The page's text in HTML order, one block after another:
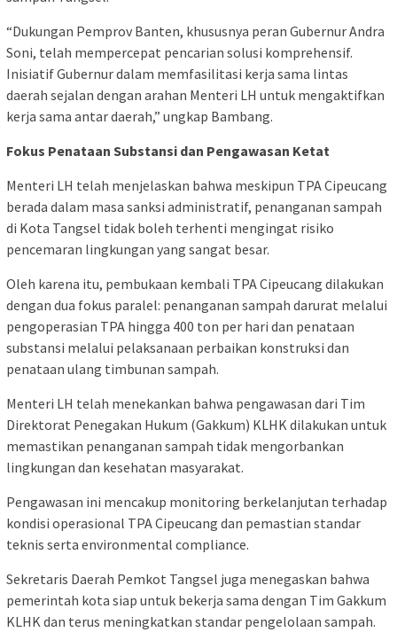
“Dukungan Pemprov Banten, khususnya peran Gubernur Andra
Soni, telah mempercepat pencarian solusi komprehensif.
Inisiatif Gubernur dalam memfasilitasi kerja sama lintas
daerah sejalan dengan arahan Menteri LH untuk mengaktifkan
kerja sama antar daerah,” ungkap Bambang.
Fokus Penataan Substansi dan Pengawasan Ketat
Menteri LH telah menjelaskan bahwa meskipun TPA Cipeucang
berada dalam masa sanksi administratif, penanganan sampah
di Kota Tangsel tidak boleh terhenti mengingat risiko
pencemaran lingkungan yang sangat besar.
Oleh karena itu, pembukaan kembali TPA Cipeucang dilakukan
dengan dua fokus paralel: penanganan sampah darurat melalui
pengoperasian TPA hingga 400 ton per hari dan penataan
substansi melalui pelaksanaan perbaikan konstruksi dan
penataan ulang timbunan sampah.
Menteri LH telah menekankan bahwa pengawasan dari Tim
Direktorat Penegakan Hukum (Gakkum) KLHK dilakukan untuk
memastikan penanganan sampah tidak mengorbankan
lingkungan dan kesehatan masyarakat.
Pengawasan ini mencakup monitoring berkelanjutan terhadap
kondisi operasional TPA Cipeucang dan pemastian standar
teknis serta environmental compliance.
Sekretaris Daerah Pemkot Tangsel juga menegaskan bahwa
pemerintah kota siap untuk bekerja sama dengan Tim Gakkum
KLHK dan terus meningkatkan standar pengelolaan sampah.